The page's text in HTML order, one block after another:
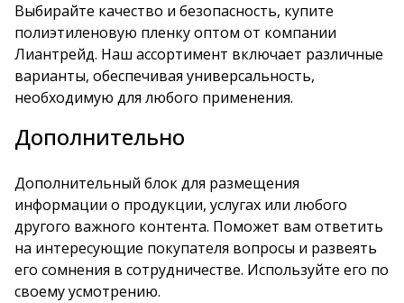
Выбирайте качество и безопасность, купите
полиэтиленовую пленку оптом от компании
Лиантрейд. Наш ассортимент включает различные
варианты, обеспечивая универсальность,
необходимую для любого применения.
Дополнительно
Дополнительный блок для размещения
информации о продукции, услугах или любого
другого важного контента. Поможет вам ответить
на интересующие покупателя вопросы и развеять
его сомнения в сотрудничестве. Используйте его по
своему усмотрению.